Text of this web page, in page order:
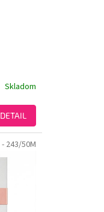
Skladom
DETAIL
- 243/50M